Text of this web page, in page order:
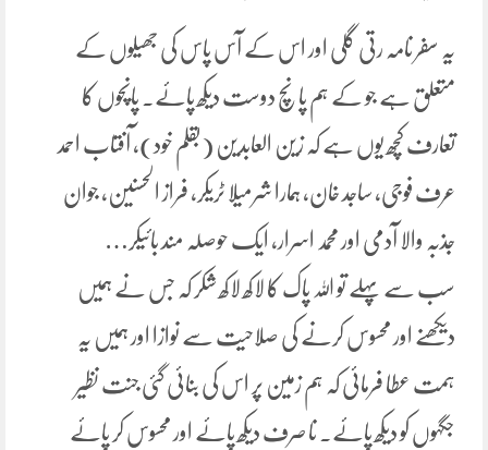
یہ سفر نامہ رتی گلی اور اس کے آس پاس کی جھیلوں کے
متعلق ہے جو کے ہم پانچ دوست دیکھ پائے۔ پانچوں کا
تعارف کچھ یوں ہے کہ زین العابدین (بقلم خود)، آفتاب احمد
عرف فوجی، ساجد خان، ہمارا شرمیلا ٹریکر، فراز الحسنین، جوان
جذبہ والا آدمی اور محمد اسرار، ایک حوصلہ مند بائیکر…
سب سے پہلے تو اللہ پاک کا لاکھ لاکھ شکر کہ جس نے ہمیں
دیکھنے اور محسوس کرنے کی صلاحیت سے نوازا اور ہمیں یہ
ہمت عطا فرمائی کہ ہم زمین پر اس کی بنائی گئی جنت نظیر
جگہوں کو دیکھ پائے۔ نا صرف دیکھ پائے اور محسوس کر پائے